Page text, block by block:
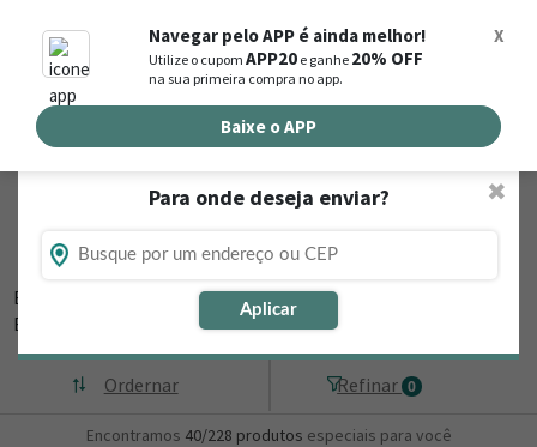
Navegar pelo APP é ainda melhor!
Utilize o cupomAPP20 e ganhe 20% OFF
na sua primeira compra no app.
X
Baixe o APP
Busca de produtos
Buscar por endereço de entrega
Para onde deseja enviar?
Aplicar
✖
Flores, Cestas e Presentes em Campo Belo
- MG
Está procurando loja de presente online em Campo Belo - MG?
Então, navegue na
Refinar 0
Ordernar
Encontramos 40/228 produtos especiais para você